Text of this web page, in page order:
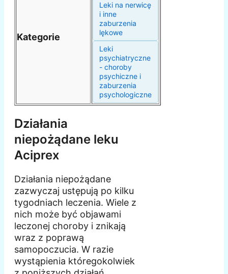
Kategorie
Leki na nerwicę
i inne
zaburzenia
lękowe
Leki
psychiatryczne
- choroby
psychiczne i
zaburzenia
psychologiczne
Działania
niepożądane leku
Aciprex
Działania niepożądane
zazwyczaj ustępują po kilku
tygodniach leczenia. Wiele z
nich może być objawami
leczonej choroby i znikają
wraz z poprawą
samopoczucia. W razie
wystąpienia któregokolwiek